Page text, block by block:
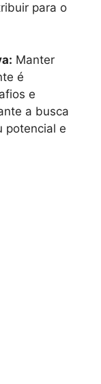
para o
Manter
é
e
a busca
potencial e